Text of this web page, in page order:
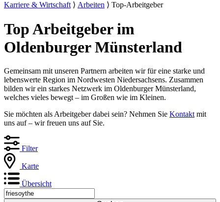
Karriere & Wirtschaft⟩ Arbeiten ⟩ Top-Arbeitgeber
Top Arbeitgeber im
Oldenburger Münsterland
Gemeinsam mit unseren Partnern arbeiten wir für eine starke und
lebenswerte Region im Nordwesten Niedersachsens. Zusammen
bilden wir ein starkes Netzwerk im Oldenburger Münsterland,
welches vieles bewegt – im Großen wie im Kleinen.
Sie möchten als Arbeitgeber dabei sein? Nehmen Sie Kontakt mit
uns auf – wir freuen uns auf Sie.
Filter
Karte
Übersicht